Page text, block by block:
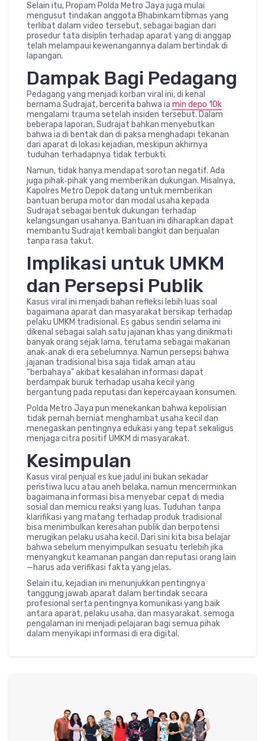
Selain itu, Propam Polda Metro Jaya juga mulai
mengusut tindakan anggota Bhabinkamtibmas yang
terlibat dalam video tersebut, sebagai bagian dari
prosedur tata disiplin terhadap aparat yang di anggap
telah melampaui kewenangannya dalam bertindak di
lapangan.
Dampak Bagi Pedagang
Pedagang yang menjadi korban viral ini, di kenal
bernama Sudrajat, bercerita bahwa ia min depo 10k
mengalami trauma setelah insiden tersebut. Dalam
beberapa laporan, Sudrajat bahkan menyebutkan
bahwa ia di bentak dan di paksa menghadapi tekanan
dari aparat di lokasi kejadian, meskipun akhirnya
tuduhan terhadapnya tidak terbukti.
Namun, tidak hanya mendapat sorotan negatif. Ada
juga pihak‑pihak yang memberikan dukungan. Misalnya,
Kapolres Metro Depok datang untuk memberikan
bantuan berupa motor dan modal usaha kepada
Sudrajat sebagai bentuk dukungan terhadap
kelangsungan usahanya. Bantuan ini diharapkan dapat
membantu Sudrajat kembali bangkit dan berjualan
tanpa rasa takut.
Implikasi untuk UMKM
dan Persepsi Publik
Kasus viral ini menjadi bahan refleksi lebih luas soal
bagaimana aparat dan masyarakat bersikap terhadap
pelaku UMKM tradisional. Es gabus sendiri selama ini
dikenal sebagai salah satu jajanan khas yang dinikmati
banyak orang sejak lama, terutama sebagai makanan
anak‑anak di era sebelumnya. Namun persepsi bahwa
jajanan tradisional bisa saja tidak aman atau
“berbahaya” akibat kesalahan informasi dapat
berdampak buruk terhadap usaha kecil yang
bergantung pada reputasi dan kepercayaan konsumen.
Polda Metro Jaya pun menekankan bahwa kepolisian
tidak pernah berniat menghambat usaha kecil dan
menegaskan pentingnya edukasi yang tepat sekaligus
menjaga citra positif UMKM di masyarakat.
Kesimpulan
Kasus viral penjual es kue jadul ini bukan sekadar
peristiwa lucu atau aneh belaka, namun mencerminkan
bagaimana informasi bisa menyebar cepat di media
sosial dan memicu reaksi yang luas. Tuduhan tanpa
klarifikasi yang matang terhadap produk tradisional
bisa menimbulkan keresahan publik dan berpotensi
merugikan pelaku usaha kecil. Dari sini kita bisa belajar
bahwa sebelum menyimpulkan sesuatu terlebih jika
menyangkut keamanan pangan dan reputasi orang lain
—harus ada verifikasi fakta yang jelas.
Selain itu, kejadian ini menunjukkan pentingnya
tanggung jawab aparat dalam bertindak secara
profesional serta pentingnya komunikasi yang baik
antara aparat, pelaku usaha, dan masyarakat. semoga
pengalaman ini menjadi pelajaran bagi semua pihak
dalam menyikapi informasi di era digital.